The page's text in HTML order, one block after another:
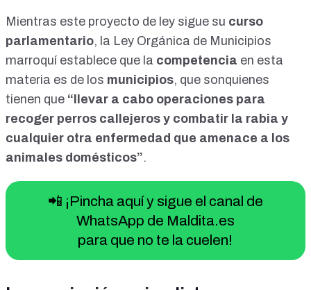
Mientras este proyecto de ley sigue su curso
parlamentario, la Ley Orgánica de Municipios
marroquí establece que la competencia en esta
materia es de los municipios, que sonquienes
tienen que “llevar a cabo operaciones para
recoger perros callejeros y combatir la rabia y
cualquier otra enfermedad que amenace a los
animales domésticos”.
📲 ¡Pincha aquí y sigue el canal de
WhatsApp de Maldita.es
para que no te la cuelen!